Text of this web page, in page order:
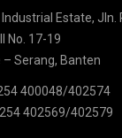
Estate, Jln.
No. 17-19
– Serang, Banten
400048/402574
402569/402579